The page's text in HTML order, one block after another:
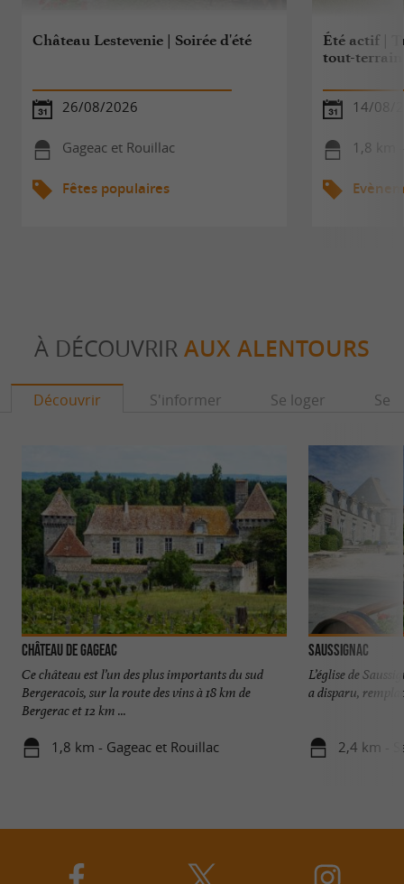
Château Lestevenie | Soirée d'été
26/08/2026
Gageac et Rouillac
Fêtes populaires
Été actif |
tout-terrain
14/08/
1,8 km
À DÉCOUVRIR AUX ALENTOURS
Découvrir S'informer Se loger Se
Château de Gageac
Ce château est l’un des plus importants du sud
Bergeracois, sur la route des vins à 18 km de
Bergerac et 12 km ...
1,8 km - Gageac et Rouillac
SAUSSIGNAC
L’église de
a disparu,
2,4 km -